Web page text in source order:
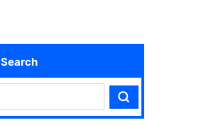
Search
Search